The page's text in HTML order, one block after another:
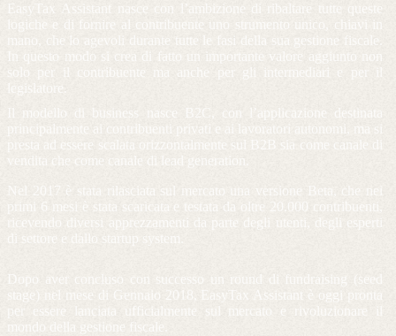
EasyTax Assistant nasce con l’ambizione di ribaltare tutte queste
logiche e di fornire al contribuente uno strumento unico, chiavi in
mano, che lo agevoli durante tutte le fasi della sua gestione fiscale.
In questo modo si crea di fatto un importante valore aggiunto non
solo per il contribuente ma anche per gli intermediari e per il
legislatore.
Il modello di business nasce B2C, con l’applicazione destinata
principalmente ai contribuenti privati e ai lavoratori autonomi, ma si
presta ad essere scalata orizzontalmente sul B2B sia come canale di
vendita che come canale di lead generation.
Nel 2017 è stata rilasciata sul mercato una versione Beta, che nei
primi 6 mesi è stata scaricata e testata da oltre 20.000 contribuenti,
ricevendo diversi apprezzamenti da parte degli utenti, degli esperti
di settore e dallo startup system.
Dopo aver concluso con successo un round di fundraising (seed
stage) nel mese di Gennaio 2018, EasyTax Assistant è oggi pronta
per essere lanciata ufficialmente sul mercato e rivoluzionare il
mondo della gestione fiscale.